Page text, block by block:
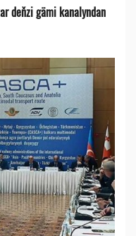
deňzi gämi kanalyndan